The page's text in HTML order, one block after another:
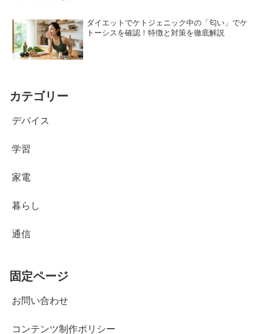
ダイエットでケトジェニック中の「匂い」でケ
トーシスを確認！特徴と対策を徹底解説
カテゴリー
デバイス
学習
家電
暮らし
通信
固定ページ
お問い合わせ
コンテンツ制作ポリシー